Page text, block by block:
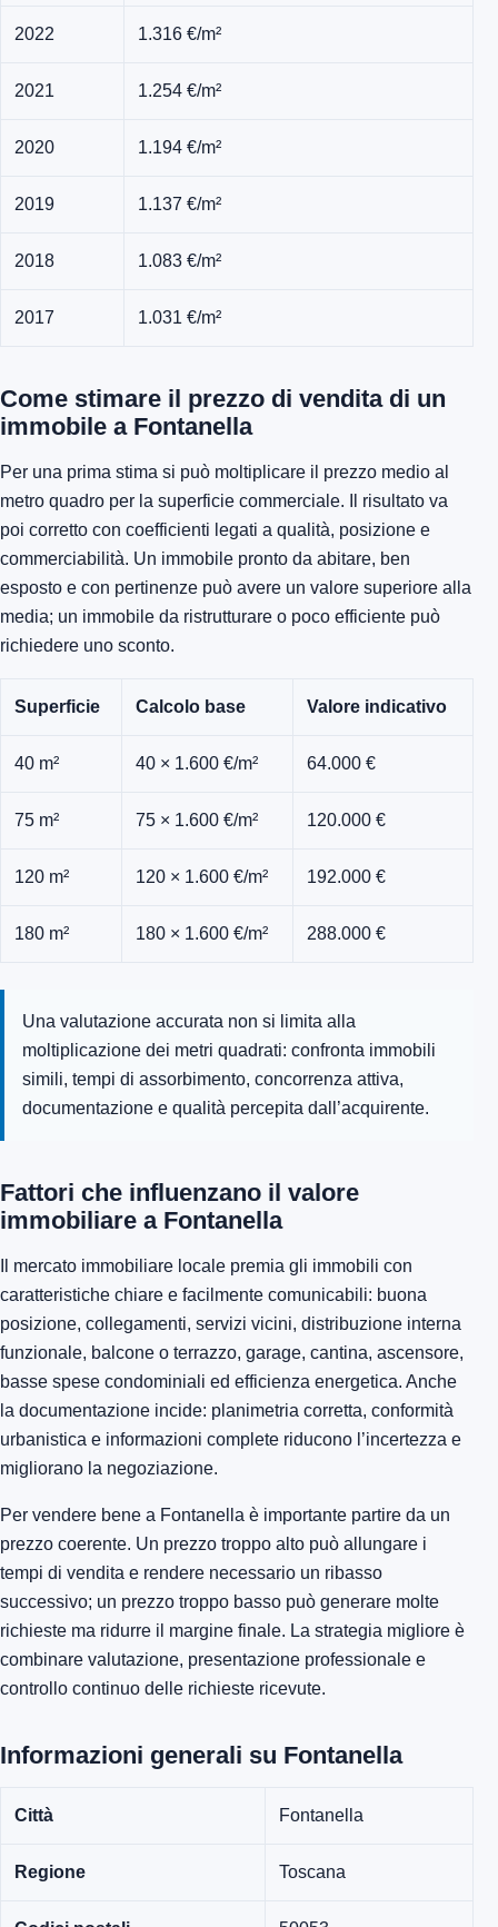
2022 1.316 €/m²
2021 1.254 €/m²
2020 1.194 €/m²
2019 1.137 €/m²
2018 1.083 €/m²
2017 1.031 €/m²
Come stimare il prezzo di vendita di un
immobile a Fontanella
Per una prima stima si può moltiplicare il prezzo medio al
metro quadro per la superficie commerciale. Il risultato va
poi corretto con coefficienti legati a qualità, posizione e
commerciabilità. Un immobile pronto da abitare, ben
esposto e con pertinenze può avere un valore superiore alla
media; un immobile da ristrutturare o poco efficiente può
richiedere uno sconto.
Superficie Calcolo base Valore indicativo
40 m² 40 × 1.600 €/m² 64.000 €
75 m² 75 × 1.600 €/m² 120.000 €
120 m² 120 × 1.600 €/m² 192.000 €
180 m² 180 × 1.600 €/m² 288.000 €
Una valutazione accurata non si limita alla
moltiplicazione dei metri quadrati: confronta immobili
simili, tempi di assorbimento, concorrenza attiva,
documentazione e qualità percepita dall’acquirente.
Fattori che influenzano il valore
immobiliare a Fontanella
Il mercato immobiliare locale premia gli immobili con
caratteristiche chiare e facilmente comunicabili: buona
posizione, collegamenti, servizi vicini, distribuzione interna
funzionale, balcone o terrazzo, garage, cantina, ascensore,
basse spese condominiali ed efficienza energetica. Anche
la documentazione incide: planimetria corretta, conformità
urbanistica e informazioni complete riducono l’incertezza e
migliorano la negoziazione.
Per vendere bene a Fontanella è importante partire da un
prezzo coerente. Un prezzo troppo alto può allungare i
tempi di vendita e rendere necessario un ribasso
successivo; un prezzo troppo basso può generare molte
richieste ma ridurre il margine finale. La strategia migliore è
combinare valutazione, presentazione professionale e
controllo continuo delle richieste ricevute.
Informazioni generali su Fontanella
Città Fontanella
Regione Toscana